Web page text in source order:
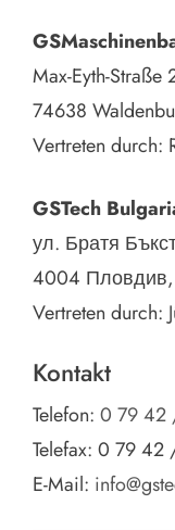
Max-Eyth-Straße
74638
Vertreten durch:
GSTech
ул. Братя
4004
Vertreten durch:
Kontakt
Telefon: 0 79 42
Telefax: 0 79 42
E-Mail: